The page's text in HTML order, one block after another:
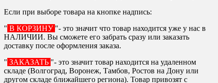
Если при выборе товара на кнопке надпись:
" В КОРЗИНУ "- это значит что товар находится уже у нас в
НАЛИЧИИ. Вы сможете его забрать сразу или заказать
доставку после оформления заказа.
" ЗАКАЗАТЬ "- это значит товар находится на удаленном
складе (Волгоград, Воронеж, Тамбов, Ростов на Дону или
другом складе ближайшего региона). Товар привозят с